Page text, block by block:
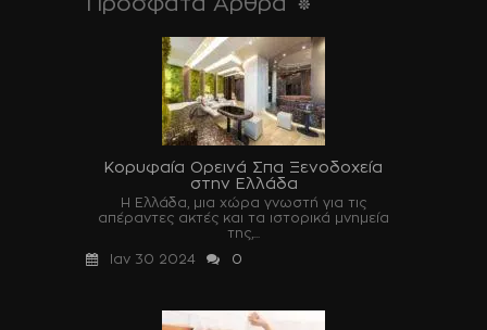
Κορυφαία Ορεινά Σπα Ξενοδοχεία
στην Ελλάδα
Η Ελλάδα, μια χώρα γνωστή για τις
απέραντες ακτές και τα ιστορικά μνημεία
της,...
Ιαν 30 2024
0